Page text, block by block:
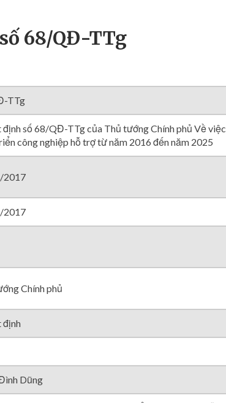
n
ố
/
68/QĐ-TTg
TTg
số 68/QĐ-TTg của Thủ tướng Chính phủ Về
công nghiệp hỗ trợ từ năm 2016 đến năm 2025
2017
2017
Chính phủ
định
Dũng